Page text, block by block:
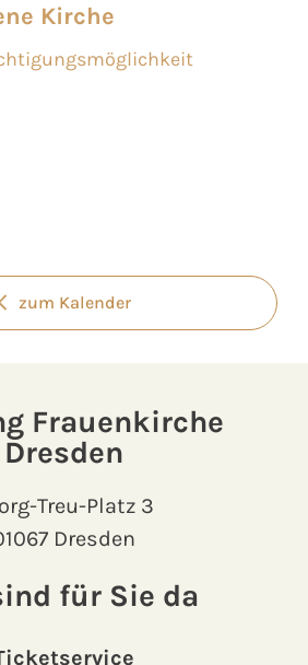
Kirche
zum Kalender
Frauenkirche
Dresden
Treu-Platz 3
Dresden
für Sie da